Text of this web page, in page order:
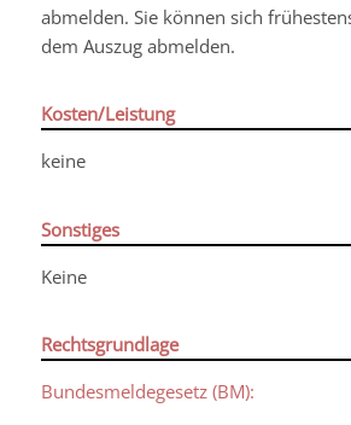
abmelden. Sie können sich
dem Auszug abmelden.
Kosten/Leistung
keine
Sonstiges
Keine
Rechtsgrundlage
Bundesmeldegesetz (BM):